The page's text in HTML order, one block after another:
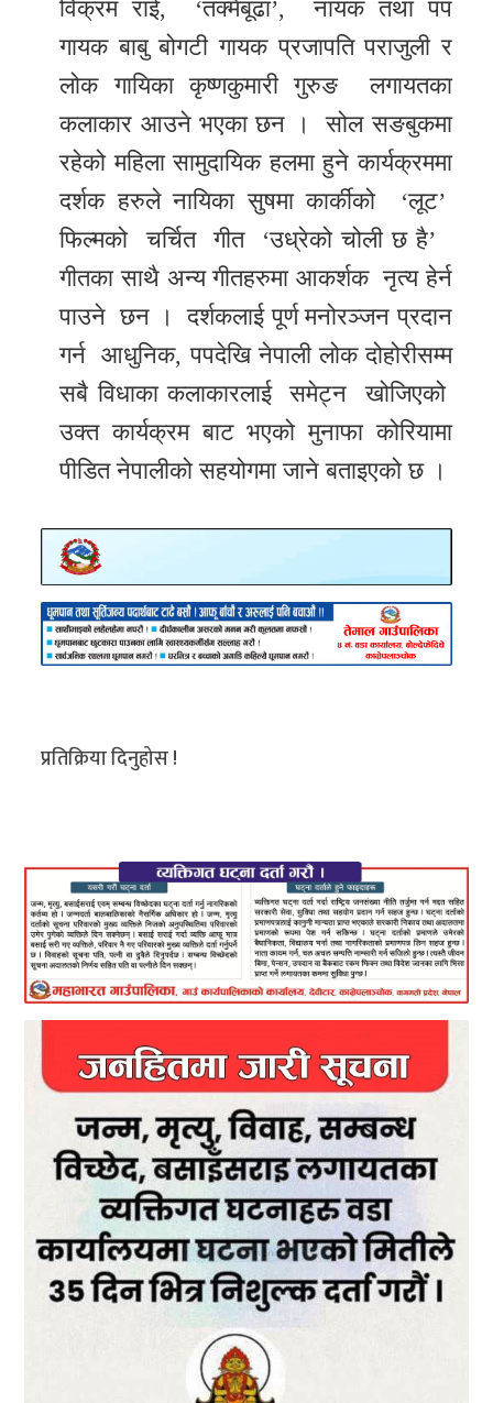
साहित्य
नमोबुद्ध
English
विक्रम राई, ‘तक्मेबूढा’, नायक तथा पप
गायक बाबु बोगटी गायक प्रजापति पराजुली र
लोक गायिका कृष्णकुमारी गुरुङ लगायतका
कलाकार आउने भएका छन । सोल सङबुकमा
रहेको महिला सामुदायिक हलमा हुने कार्यक्रममा
दर्शक हरुले नायिका सुषमा कार्कीको ‘लूट’
फिल्मको चर्चित गीत ‘उध्रेको चोली छ है’
गीतका साथै अन्य गीतहरुमा आकर्शक नृत्य हेर्न
पाउने छन । दर्शकलाई पूर्ण मनोरञ्जन प्रदान
गर्न आधुनिक, पपदेखि नेपाली लोक दोहोरीसम्म
सबै विधाका कलाकारलाई समेट्न खोजिएको
उक्त कार्यक्रम बाट भएको मुनाफा कोरियामा
पीडित नेपालीको सहयोगमा जाने बताइएको छ ।
प्रतिक्रिया दिनुहोस !